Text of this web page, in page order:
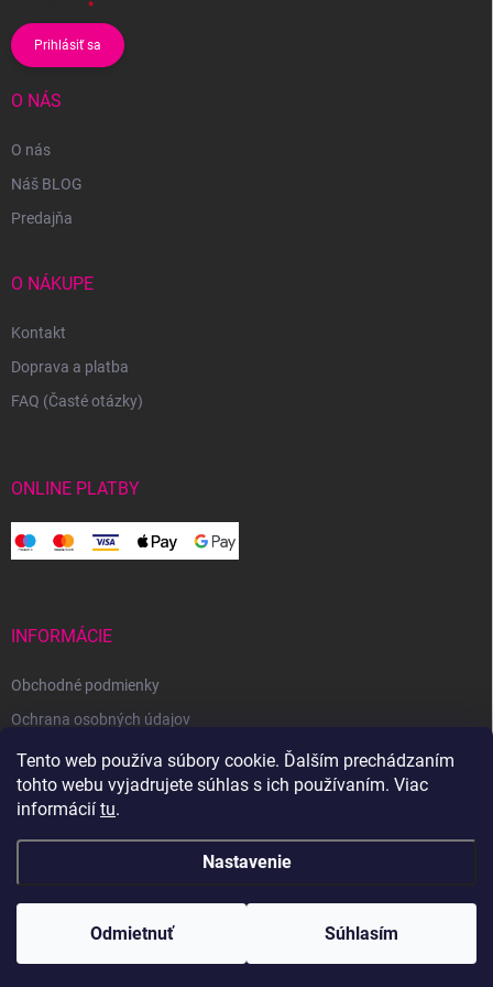
Tento web používa súbory cookie. Ďalším prechádzaním
tohto webu vyjadrujete súhlas s ich používaním. Viac
informácií tu.
Nastavenie
Odmietnuť Súhlasím
Prihlásiť sa
O NÁS
O nás
Náš BLOG
Predajňa
O NÁKUPE
Kontakt
Doprava a platba
FAQ (Časté otázky)
ONLINE PLATBY
INFORMÁCIE
Obchodné podmienky
Ochrana osobných údajov
Reklamačný poriadok
Odstúpenie od zmluvy
Vytvoril Shoptet
Copyright 2026 Svetoveklbka.sk . Všetky práva vyhradené.